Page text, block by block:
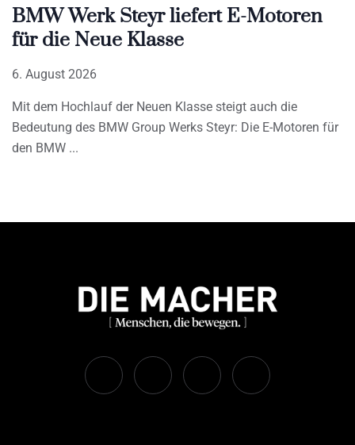
BMW Werk Steyr liefert E-Motoren
für die Neue Klasse
6. August 2026
Mit dem Hochlauf der Neuen Klasse steigt auch die
Bedeutung des BMW Group Werks Steyr: Die E-Motoren für
den BMW